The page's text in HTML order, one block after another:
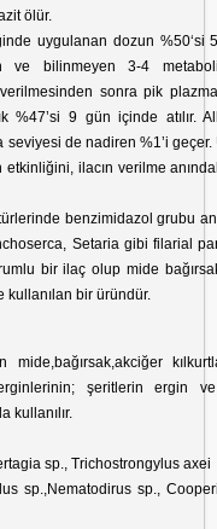
ölür.
uygulanan dozun %50‘si
ve bilinmeyen 3-4
sonra pik
%47’si 9 gün içinde atılır.
seviyesi de nadiren %1’i
ilacın verilme
benzimidazol grubu
Setaria gibi filarial
bir ilaç olup mide
kullanılan bir üründür.
mide,bağırsak,akciğer
şeritlerin ergin
kullanılır.
sp., Trichostrongylus axei
sp.,Nematodirus sp.,